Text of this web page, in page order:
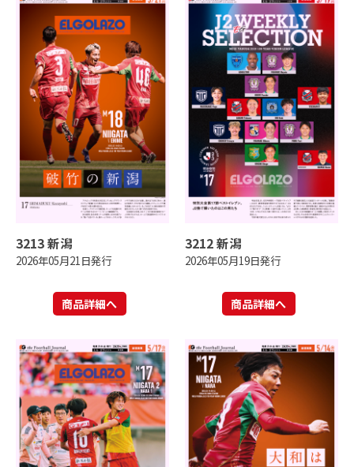
3213 新潟
2026年05月21日発行
商品詳細へ
3212 新潟
2026年05月19日発行
商品詳細へ